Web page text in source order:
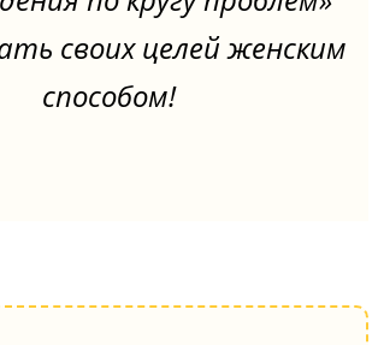
своих целей женским
способом!